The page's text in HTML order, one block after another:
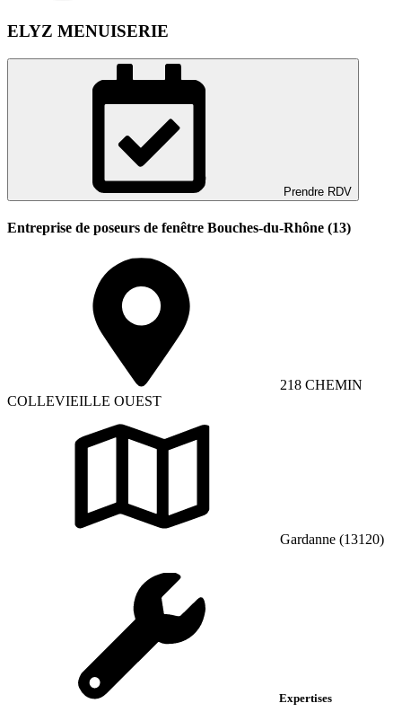
ELYZ MENUISERIE
Prendre RDV
Entreprise de poseurs de fenêtre Bouches-du-Rhône (13)
218 CHEMIN
COLLEVIEILLE OUEST
Gardanne (13120)
Expertises